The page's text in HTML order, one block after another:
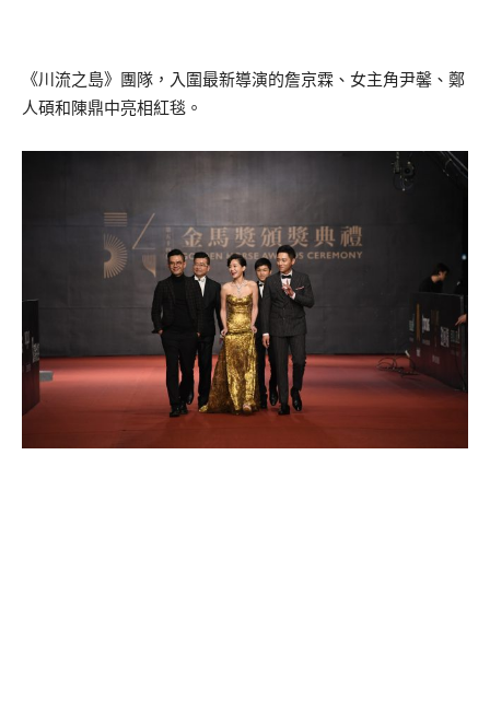
《川流之島》團隊，入圍最新導演的詹京霖、女主角尹馨、鄭
人碩和陳鼎中亮相紅毯。